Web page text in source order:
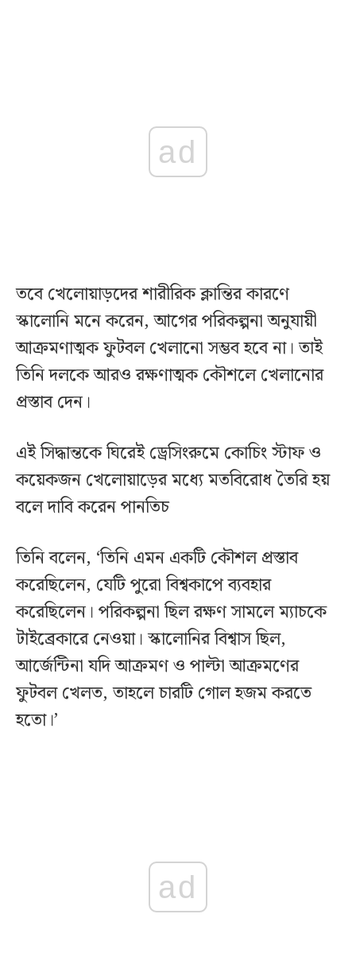
ad
তবে খেলোয়াড়দের শারীরিক ক্লান্তির কারণে
স্কালোনি মনে করেন, আগের পরিকল্পনা অনুযায়ী
আক্রমণাত্মক ফুটবল খেলানো সম্ভব হবে না। তাই
তিনি দলকে আরও রক্ষণাত্মক কৌশলে খেলানোর
প্রস্তাব দেন।
এই সিদ্ধান্তকে ঘিরেই ড্রেসিংরুমে কোচিং স্টাফ ও
কয়েকজন খেলোয়াড়ের মধ্যে মতবিরোধ তৈরি হয়
বলে দাবি করেন পানতিচ
তিনি বলেন, ‘তিনি এমন একটি কৌশল প্রস্তাব
করেছিলেন, যেটি পুরো বিশ্বকাপে ব্যবহার
করেছিলেন। পরিকল্পনা ছিল রক্ষণ সামলে ম্যাচকে
টাইব্রেকারে নেওয়া। স্কালোনির বিশ্বাস ছিল,
আর্জেন্টিনা যদি আক্রমণ ও পাল্টা আক্রমণের
ফুটবল খেলত, তাহলে চারটি গোল হজম করতে
হতো।’
ad